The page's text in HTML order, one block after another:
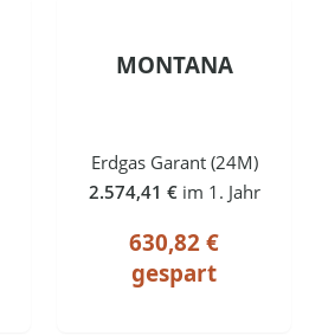
MONTANA
Erdgas Garant (24M)
2.574,41 € im 1. Jahr
630,82 €
gespart